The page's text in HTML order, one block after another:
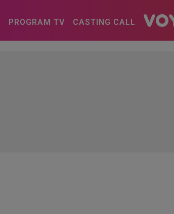
PROGRAM TV CASTING CALL